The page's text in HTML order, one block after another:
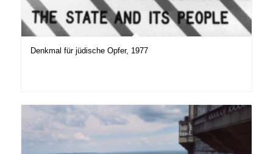
Denkmal für jüdische Opfer, 1977